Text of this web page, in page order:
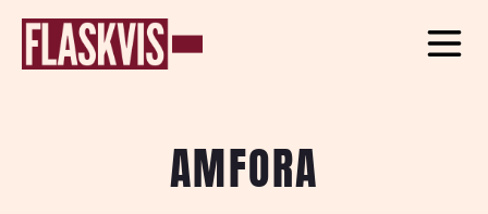
AMFORA